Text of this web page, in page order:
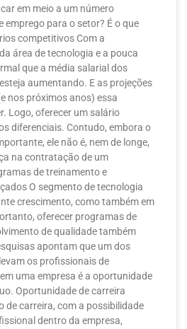
em meio a um número
emprego para o setor? É o que
competitivos Com a
área de tecnologia e a pouca
que a média salarial dos
aumentando. E as projeções
nos próximos anos) essa
Logo, oferecer um salário
diferenciais. Contudo, embora o
ele não é, nem de longe,
na contratação de um
de treinamento e
O segmento de tecnologia
crescimento, como também em
oferecer programas de
de qualidade também
apontam que um dos
os profissionais de
uma empresa é a oportunidade
Oportunidade de carreira
de carreira, com a possibilidade
dentro da empresa,